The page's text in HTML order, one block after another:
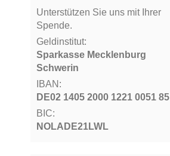
Unterstützen Sie uns mit Ihrer
Spende.
Geldinstitut:
Sparkasse Mecklenburg
Schwerin
IBAN:
DE02 1405 2000 1221 0051 85
BIC:
NOLADE21LWL